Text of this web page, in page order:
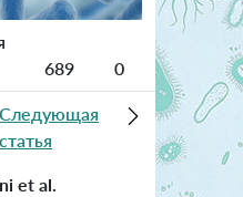
689 0
Следующая
статья
et al.